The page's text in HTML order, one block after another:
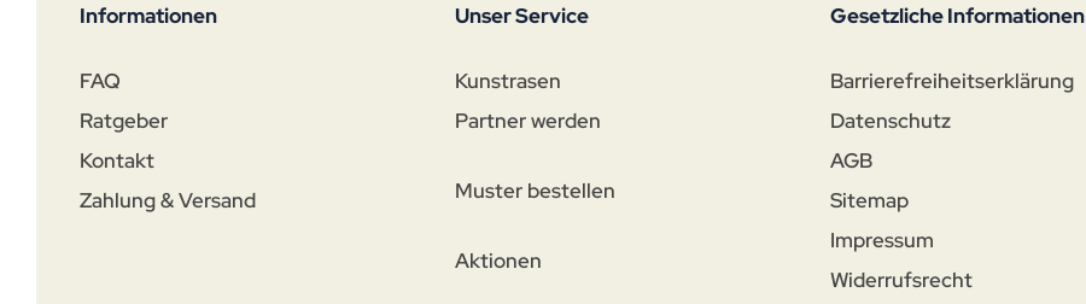
Informationen
FAQ
Ratgeber
Kontakt
Zahlung & Versand
Unser Service
Kunstrasen
Partner werden
Muster bestellen
Aktionen
Gesetzliche Informationen
Barrierefreiheitserklärung
Datenschutz
AGB
Sitemap
Impressum
Widerrufsrecht